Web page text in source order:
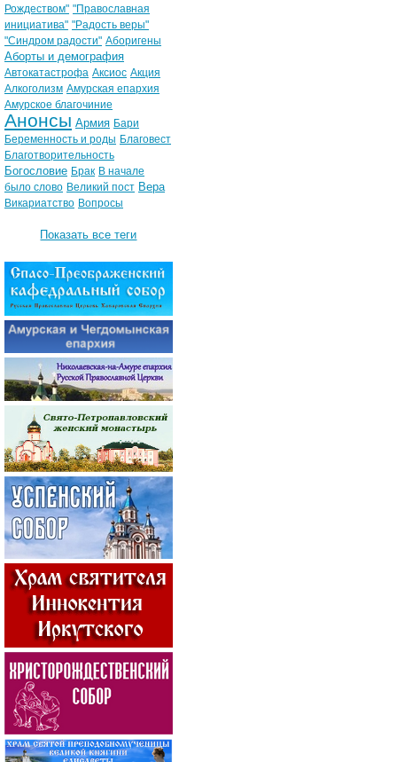
Рождеством" "Православная
инициатива" "Радость веры"
"Синдром радости" Аборигены
Аборты и демография
Автокатастрофа Аксиос Акция
Алкоголизм Амурская епархия
Амурское благочиние
Анонсы Армия Бари
Беременность и роды Благовест
Благотворительность
Богословие Брак В начале
было слово Великий пост Вера
Викариатство Вопросы
Показать все теги